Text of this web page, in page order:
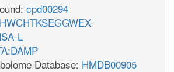
cpd00294
L
Database: HMDB00905